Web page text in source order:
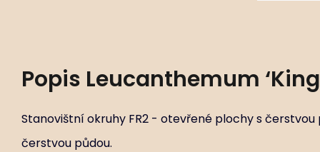
Popis Leucanthemum
Stanovištní okruhy FR2 - otevřené plochy s čerstvou
čerstvou půdou.